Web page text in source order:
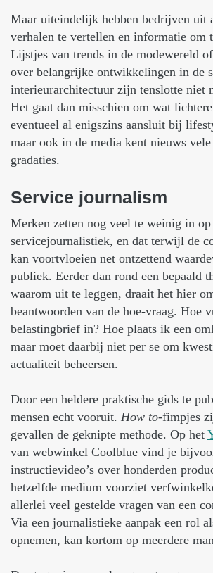
Maar uiteindelijk hebben bedrijven uit
verhalen te vertellen en informatie om
Lijstjes van trends in de modewereld
over belangrijke ontwikkelingen in de
interieurarchitectuur zijn tenslotte niet
Het gaat dan misschien om wat
eventueel al enigszins aansluit bij
maar ook in de media kent nieuws
gradaties.
Service journalism
Merken zetten nog veel te weinig in op
servicejournalistiek, en dat terwijl de
kan voortvloeien net ontzettend
publiek. Eerder dan rond een bepaald
waarom uit te leggen, draait het hier
beantwoorden van de hoe-vraag. Hoe
belastingbrief in? Hoe plaats ik een
maar moet daarbij niet per se om
actualiteit beheersen.
Door een heldere praktische gids te
mensen echt vooruit. How to-fimpjes
gevallen de geknipte methode. Op het
van webwinkel Coolblue vind je
instructievideo’s over honderden
hetzelfde medium voorziet
allerlei veel gestelde vragen van een
Via een journalistieke aanpak een rol
opnemen, kan kortom op meerdere